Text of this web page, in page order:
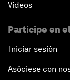
Vídeos
Participe en
Iniciar sesión
Asóciese con